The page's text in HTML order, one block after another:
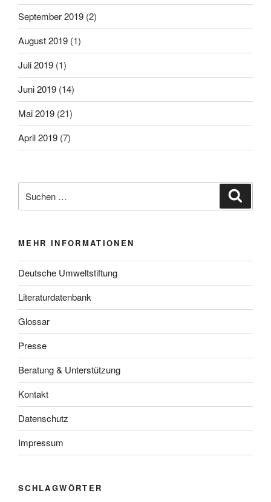
September 2019 (2)
August 2019 (1)
Juli 2019 (1)
Juni 2019 (14)
Mai 2019 (21)
April 2019 (7)
MEHR INFORMATIONEN
Deutsche Umweltstiftung
Literaturdatenbank
Glossar
Presse
Beratung & Unterstützung
Kontakt
Datenschutz
Impressum
SCHLAGWÖRTER